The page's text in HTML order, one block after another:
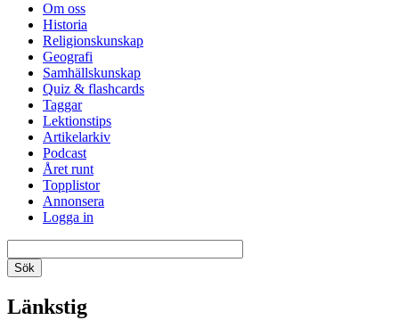
Om oss
Historia
Religionskunskap
Geografi
Samhällskunskap
Quiz & flashcards
Taggar
Lektionstips
Artikelarkiv
Podcast
Året runt
Topplistor
Annonsera
Logga in
Länkstig